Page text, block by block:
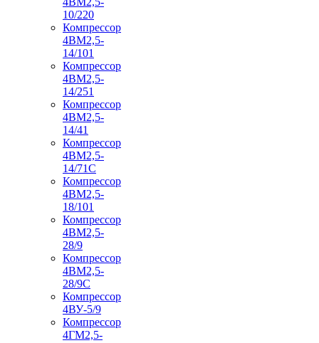
10/220
Компрессор
4ВМ2,5-
14/101
Компрессор
4ВМ2,5-
14/251
Компрессор
4ВМ2,5-
14/41
Компрессор
4ВМ2,5-
14/71C
Компрессор
4ВМ2,5-
18/101
Компрессор
4ВМ2,5-
28/9
Компрессор
4ВМ2,5-
28/9С
Компрессор
4ВУ-5/9
Компрессор
4ГМ2,5-